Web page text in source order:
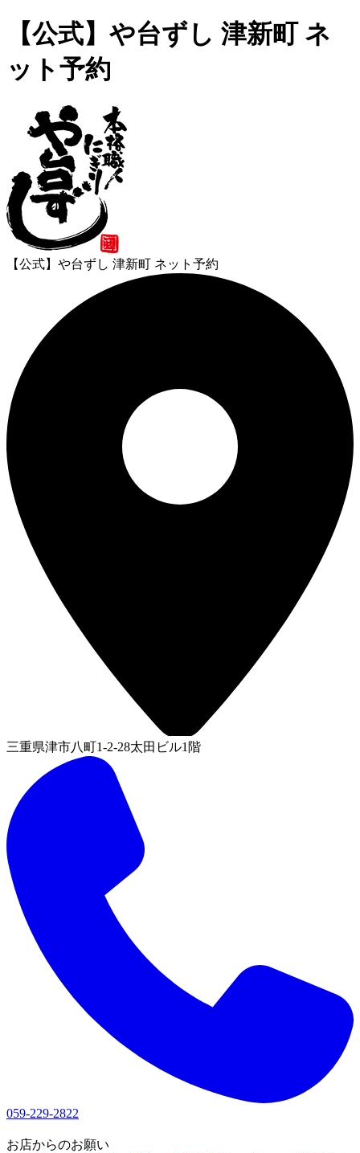
【公式】や台ずし 津新町 ネ
ット予約
【公式】や台ずし 津新町 ネット予約
三重県津市八町1-2-28太田ビル1階
059-229-2822
お店からのお願い